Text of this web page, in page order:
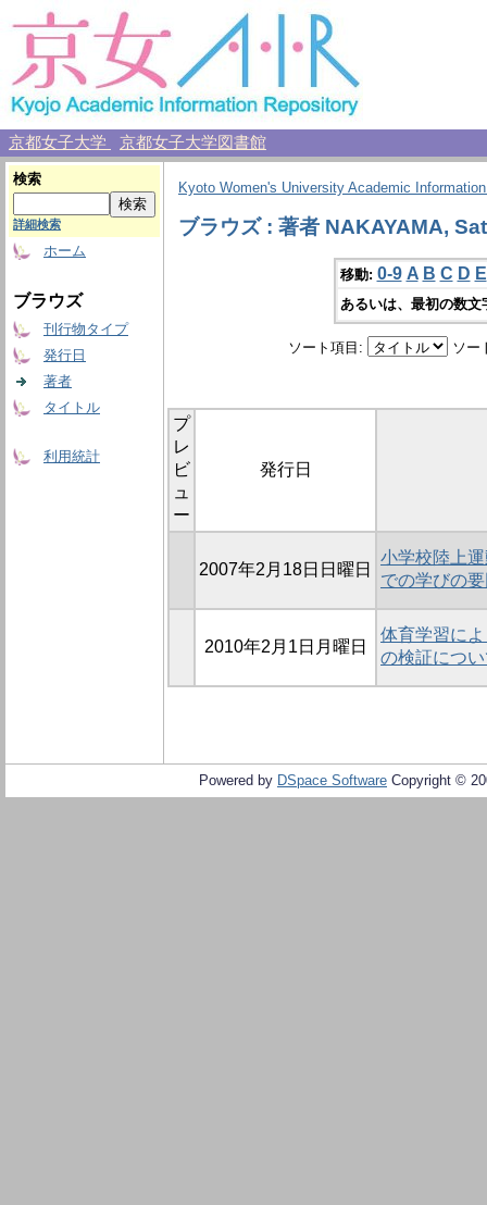
京都女子大学 京都女子大学図書館
検索
詳細検索
ホーム
ブラウズ
刊行物タイプ
発行日
著者
タイトル
利用統計
Kyoto Women's University Academic
ブラウズ : 著者 NAKAYAMA,
移動: 0-9 A B C D E
あるいは、最初の数
ソート項目: ソー
プ
レ
ビ
ュ
ー
発行日
2007年2月18日日曜日
小学校陸上
での学びの
2010年2月1日月曜日
体育学習に
の検証につ
Powered by DSpace Software Copyright ©